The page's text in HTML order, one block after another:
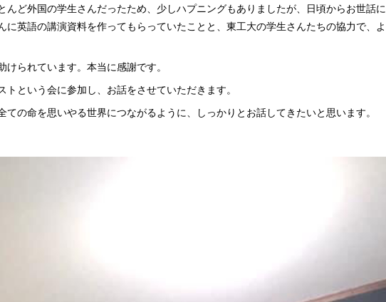
んど外国の学生さんだったため、少しハプニングもありましたが、日頃からお世話に
に英語の講演資料を作ってもらっていたことと、東工大の学生さんたちの協力で、よ
られています。本当に感謝です。
という会に参加し、お話をさせていただきます。
ての命を思いやる世界につながるように、しっかりとお話してきたいと思います。